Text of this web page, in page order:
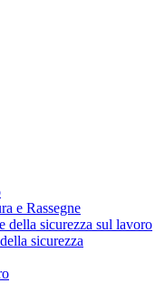
e Rassegne
della sicurezza sul lavoro
sicurezza